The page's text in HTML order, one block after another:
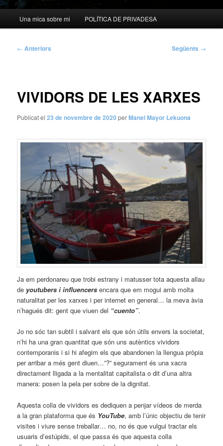
Una mica sobre mi POLÍTICA DE PRIVADESA
Navegació
← Anteriors Següents →
VIVIDORS DE LES XARXES
Publicat el23 de novembre de 2020 perManel Mayor Lekuona
Ja em perdonareu que trobi estrany i matusser tota aquesta allau
de youtubers i influencers encara que em mogui amb molta
naturalitat per les xarxes i per internet en general… la meva àvia
n’hagués dit: gent que viuen del “cuento”.
Jo no sóc tan subtil i salvant els que són útils envers la societat,
n’hi ha una gran quantitat que són uns autèntics vividors
contemporanis i si hi afegim els que abandonen la llengua pròpia
per arribar a més gent diuen…”?” segurament és una xacra
directament lligada a la mentalitat capitalista o dit d’una altra
manera: posen la pela per sobre de la dignitat.
Aquesta colla de vividors es dediquen a penjar vídeos de merda
a la gran plataforma que és YouTube, amb l’únic objectiu de tenir
visites i viure sense treballar… no, no és que vulgui tractar els
usuaris d’estúpids, el que passa és que aquesta colla